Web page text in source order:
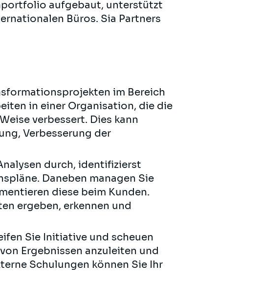
aufgebaut, unterstützt
Büros. Sia Partners
im Bereich
in einer Organisation, die die
verbessert. Dies kann
Verbesserung der
durch, identifizierst
Daneben managen Sie
diese beim Kunden.
ergeben, erkennen und
Sie Initiative und scheuen
Ergebnissen anzuleiten und
Schulungen können Sie Ihr